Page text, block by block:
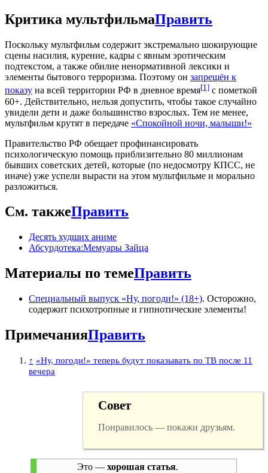
Критика мультфильмаПравить
Поскольку мультфильм содержит экстремально шокирующие
сцены насилия, курение, кадры с явным эротическим
подтекстом, а также обилие ненормативной лексики и
элементы бытового терроризма. Поэтому он запрещён к
показу на всей территории РФ в дневное время[1] с пометкой
60+. Действительно, нельзя допустить, чтобы такое случайно
увидели дети и даже большинство взрослых. Тем не менее,
мультфильм крутят в передаче «Спокойной ночи, малыши!»
Правительство РФ обещает профинансировать
психологическую помощь приблизительно 80 миллионам
бывших советских детей, которые (по недосмотру КПСС, не
иначе) уже успели вырасти на этом мультфильме и морально
разложиться.
См. такжеПравить
Десять худших аниме
Абсурдотека:Мемуары Зайца
Материалы по темеПравить
Специальный выпуск «Ну, погоди!» (18+). Осторожно,
содержит психотропные и гипнотические элементы!
ПримечанияПравить
↑ «Ну, погоди!» теперь будут показывать по ТВ после 11
вечера
Совет
Понравилось — покажи друзьям.
Это —хорошая статья.